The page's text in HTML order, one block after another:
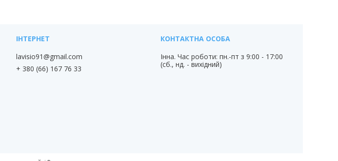
lavisio91@gmail.com
+ 380 (66) 167 76 33
Інна. Час роботи: пн.-пт з 9:00 - 17:00
(сб., нд. - вихідний)